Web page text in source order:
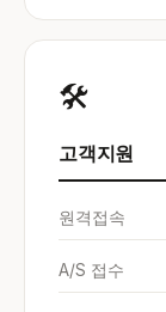
🛠️
고객지원
원격접속
A/S 접수